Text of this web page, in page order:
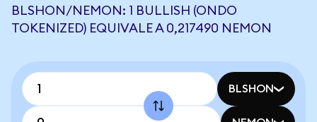
BLSHON/NEMON: 1 BULLISH (ONDO
TOKENIZED) EQUIVALE A 0,217490 NEMON
BLSHON